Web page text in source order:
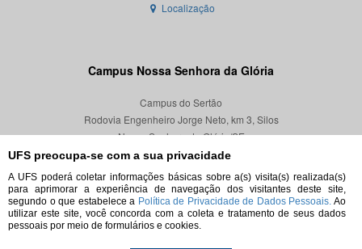
UFS preocupa-se com a sua privacidade
A UFS poderá coletar informações básicas sobre a(s) visita(s) realizada(s)
para aprimorar a experiência de navegação dos visitantes deste site,
segundo o que estabelece a Política de Privacidade de Dados Pessoais. Ao
utilizar este site, você concorda com a coleta e tratamento de seus dados
pessoais por meio de formulários e cookies.
Localização
Campus Nossa Senhora da Glória
Campus do Sertão
Rodovia Engenheiro Jorge Neto, km 3, Silos
Nossa Senhora da Glória/SE
CEP 49680-000
Localização